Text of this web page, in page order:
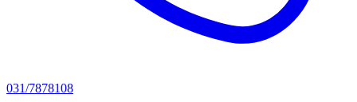
031/7878108